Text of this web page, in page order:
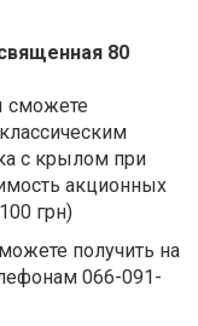
80
сможете
с крылом при
акционных
грн)
получить на
066-091-